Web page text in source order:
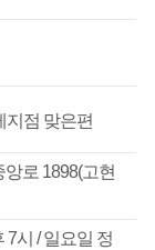
지점 맞은편
로 1898(고현
7시 / 일요일 정